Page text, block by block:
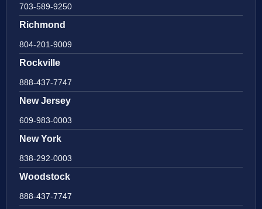
703-589-9250
Richmond
804-201-9009
Rockville
888-437-7747
New Jersey
609-983-0003
New York
838-292-0003
Woodstock
888-437-7747